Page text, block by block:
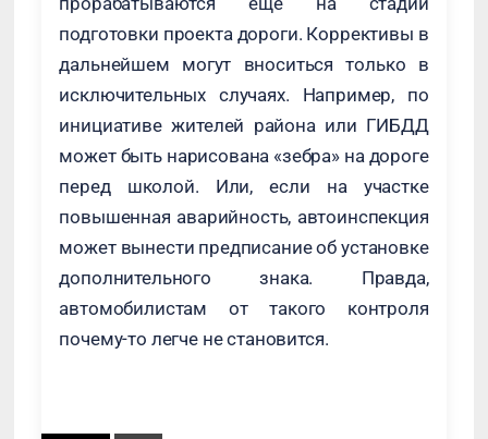
подготовки проекта дороги. Коррективы в
дальнейшем могут вноситься только в
исключительных случаях. Например, по
инициативе жителей района или ГИБДД
может быть нарисована «зебра» на дороге
перед школой. Или, если на участке
повышенная аварийность, автоинспекция
может вынести предписание об установке
дополнительного знака. Правда,
автомобилистам от такого контроля
почему-то легче не становится.